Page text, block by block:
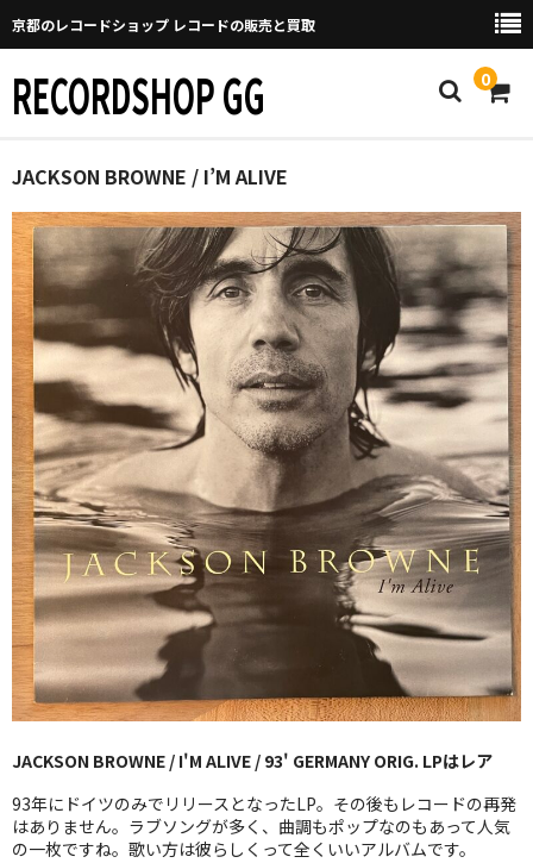
京都のレコードショップ レコードの販売と買取
RECORDSHOP GG 0
Home
マイページ
GGについて
買取について
取り置きなどについて
Categories
New Arrivals
新譜
GG RECORD （当店のレーベル）
全商品
JAZZ-US
BLUE NOTE
JAZZ-EU
JAZZ-JP
JACKSON BROWNE / I’M ALIVE
JACKSON BROWNE / I'M ALIVE / 93' GERMANY ORIG. LPはレア
93年にドイツのみでリリースとなったLP。その後もレコードの再発
はありません。ラブソングが多く、曲調もポップなのもあって人気
の一枚ですね。歌い方は彼らしくって全くいいアルバムです。